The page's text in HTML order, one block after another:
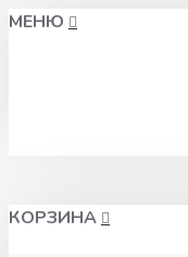
МЕНЮ
КОРЗИНА